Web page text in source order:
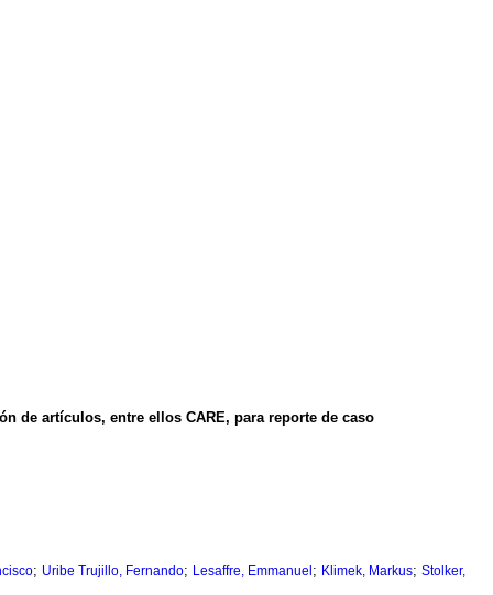
de artículos, entre ellos CARE, para reporte de caso
; Uribe Trujillo, Fernando; Lesaffre, Emmanuel ; Klimek, Markus; Stolker,